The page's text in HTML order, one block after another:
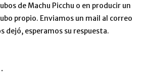
de Machu Picchu o en producir un
propio. Enviamos un mail al correo
dejó, esperamos su respuesta.